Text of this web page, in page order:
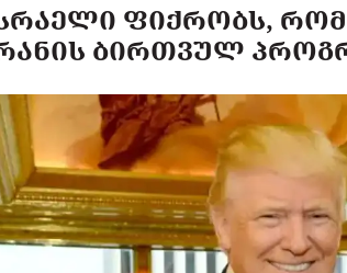
ᲤᲘᲥᲠᲝᲑᲡ,
ᲑᲘᲠᲗᲕᲣᲚ